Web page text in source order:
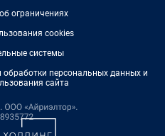
ограничениях
cookies
системы
персональных данных и
сайта